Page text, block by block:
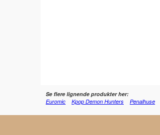
Se flere lignende produkter her:
Euromic
Kpop Demon Hunters Penalhuse